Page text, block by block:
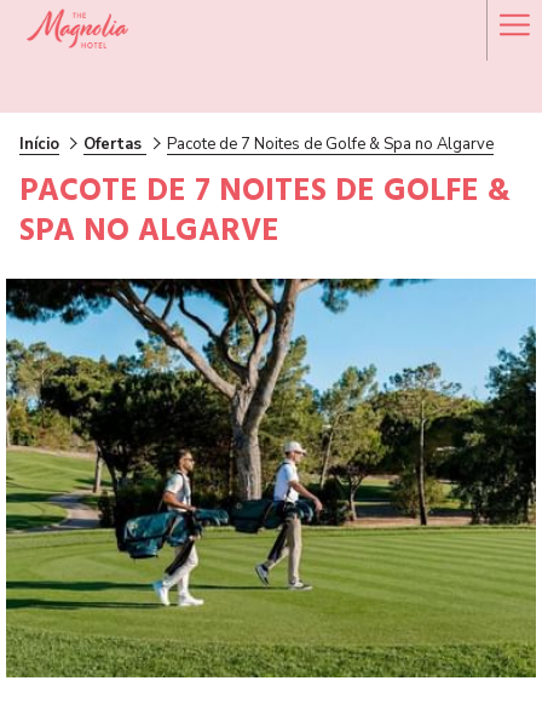
Início Ofertas Pacote de 7 Noites de Golfe & Spa no Algarve
PACOTE DE 7 NOITES DE GOLFE &
SPA NO ALGARVE